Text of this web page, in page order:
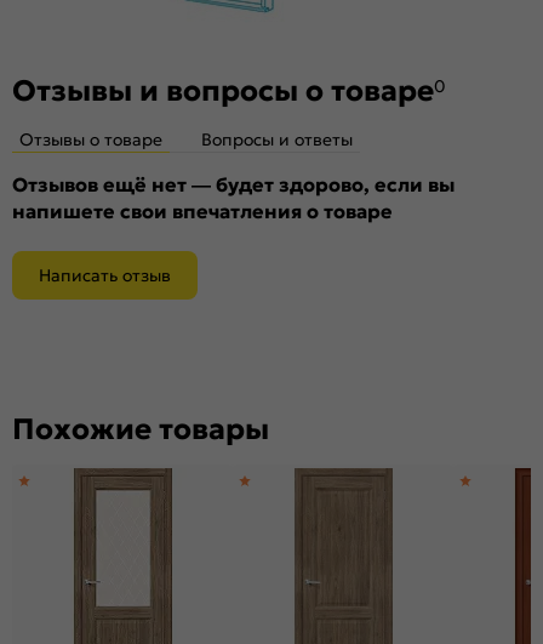
Отзывы и вопросы о товаре0
Отзывы о товаре Вопросы и ответы
Отзывов ещё нет — будет здорово, если вы
напишете свои впечатления о товаре
Написать отзыв
Похожие товары